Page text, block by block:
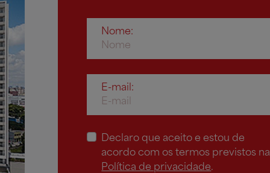
Nome:
E-mail:
Declaro que aceito e estou de
acordo com os termos previstos na
Política de privacidade.